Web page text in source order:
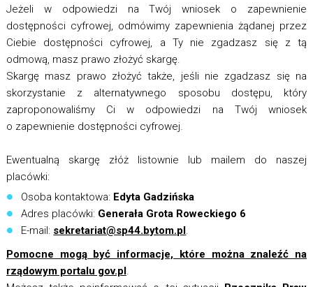
Jeżeli w odpowiedzi na Twój wniosek o zapewnienie
dostępności cyfrowej, odmówimy zapewnienia żądanej przez
Ciebie dostępności cyfrowej, a Ty nie zgadzasz się z tą
odmową, masz prawo złożyć skargę.
Skargę masz prawo złożyć także, jeśli nie zgadzasz się na
skorzystanie z alternatywnego sposobu dostępu, który
zaproponowaliśmy Ci w odpowiedzi na Twój wniosek
o zapewnienie dostępności cyfrowej.
Ewentualną skargę złóż listownie lub mailem do naszej
placówki:
Osoba kontaktowa: Edyta Gadzińska
Adres placówki: Generała Grota Roweckiego 6
E-mail: sekretariat@sp44.bytom.pl.
Pomocne mogą być informacje, które można znaleźć na
rządowym portalu gov.pl.